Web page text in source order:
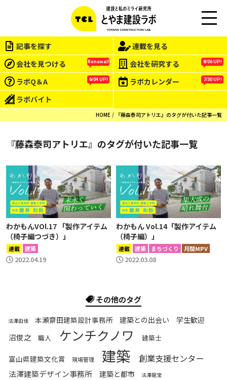
EN
記事を探す
連載を見る
会社を見つける
Renewal! 会社を研究する 8/06 UP!
ラボQ＆A 6/04 UP! ラボカレンダー 7/30 UP!
ラボバイト
HOME 『藤森泰司アトリエ』のタグが付いた記事一覧
『藤森泰司アトリエ』のタグが付いた記事一覧
わかもんVOl.17 「製作アイテム
（椅子編つづき）」
連載 建築
2022.04.19
わかもん Vol.14「製作アイテム
（椅子編）」
連載 建築 まちづくり 月間MPV
2022.03.08
その他のタグ
法澤由佳 本瀬齋田建築設計事務所 建築との出会い 学生歓迎
沼俊之 職人 ケンチクノワ 建築士
富山県建築文化賞 現場管理 建築 創業支援センター
法澤建築デザイン事務所 建築と都市 法澤龍宝